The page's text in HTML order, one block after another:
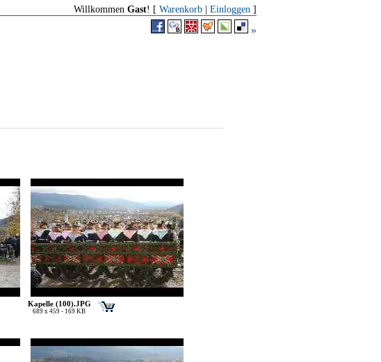
Willkommen Gast! [ Warenkorb Einloggen ]
»
Kapelle (100).JPG
689 x 459 - 169 KB